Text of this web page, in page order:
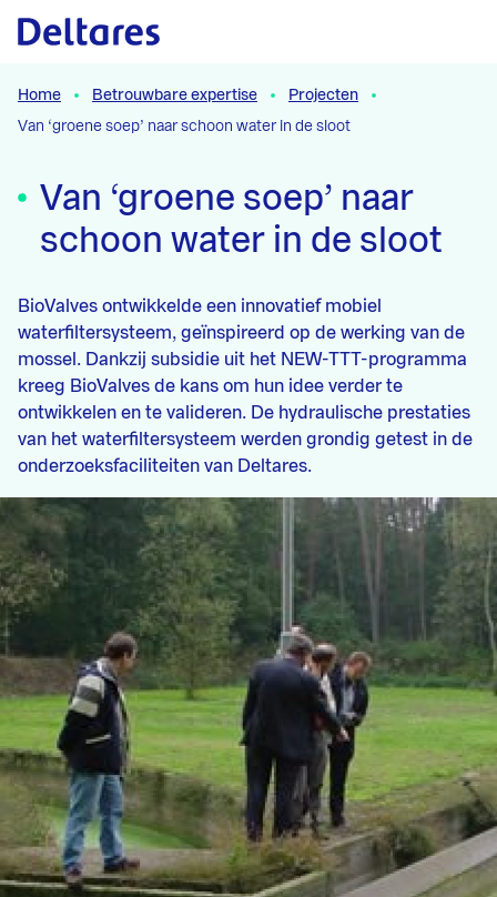
Naar hoofdcontent
Home Betrouwbare expertise
Projecten
Van ‘groene soep’ naar schoon water in de sloot
Van ‘groene soep’ naar
schoon water in de sloot
BioValves ontwikkelde een innovatief mobiel
waterfiltersysteem, geïnspireerd op de werking van de
mossel. Dankzij subsidie uit het NEW-TTT-programma
kreeg BioValves de kans om hun idee verder te
ontwikkelen en te valideren. De hydraulische prestaties
van het waterfiltersysteem werden grondig getest in de
onderzoeksfaciliteiten van Deltares.